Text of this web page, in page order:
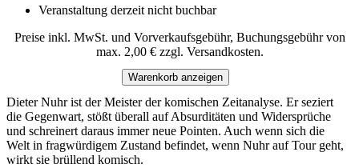
Veranstaltung derzeit nicht buchbar
Preise inkl. MwSt. und Vorverkaufsgebühr, Buchungsgebühr von
max. 2,00 € zzgl. Versandkosten.
Warenkorb anzeigen
Dieter Nuhr ist der Meister der komischen Zeitanalyse. Er seziert
die Gegenwart, stößt überall auf Absurditäten und Widersprüche
und schreinert daraus immer neue Pointen. Auch wenn sich die
Welt in fragwürdigem Zustand befindet, wenn Nuhr auf Tour geht,
wirkt sie brüllend komisch.